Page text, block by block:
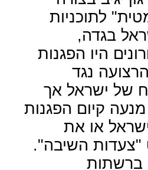
לתוכניות
בגדה,
היו הפגנות
נגד
של ישראל אך
קיום הפגנות
או את
"צעדות השיבה".
ברשתות